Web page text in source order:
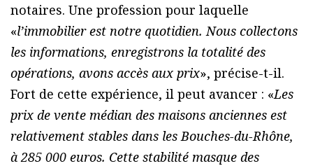
notaires. Une profession pour laquelle
«l’immobilier est notre quotidien. Nous collectons
les informations, enregistrons la totalité des
opérations, avons accès aux prix», précise-t-il.
Fort de cette expérience, il peut avancer : «Les
prix de vente médian des maisons anciennes est
relativement stables dans les Bouches-du-Rhône,
à 285 000 euros. Cette stabilité masque des